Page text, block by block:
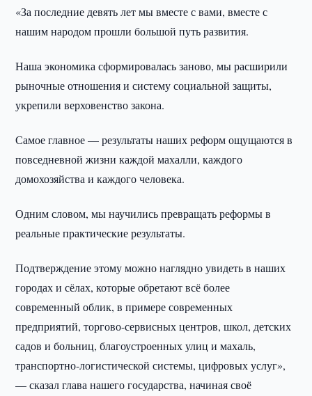
«За последние девять лет мы вместе с вами, вместе с
нашим народом прошли большой путь развития.
Наша экономика сформировалась заново, мы расширили
рыночные отношения и систему социальной защиты,
укрепили верховенство закона.
Самое главное — результаты наших реформ ощущаются в
повседневной жизни каждой махалли, каждого
домохозяйства и каждого человека.
Одним словом, мы научились превращать реформы в
реальные практические результаты.
Подтверждение этому можно наглядно увидеть в наших
городах и сёлах, которые обретают всё более
современный облик, в примере современных
предприятий, торгово-сервисных центров, школ, детских
садов и больниц, благоустроенных улиц и махаль,
транспортно-логистической системы, цифровых услуг»,
— сказал глава нашего государства, начиная своё